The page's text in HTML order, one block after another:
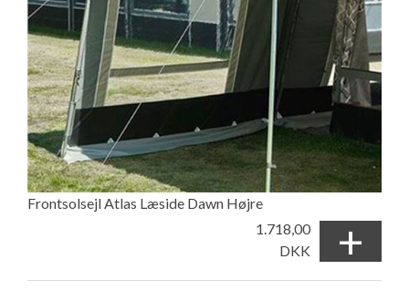
Frontsolsejl Atlas Læside Dawn Højre
1.718,00
DKK
+